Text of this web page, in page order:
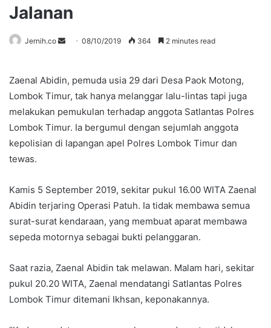
Jalanan
Jernih.co
Send08/10/2019 364 2 minutes read
Zaenal Abidin, pemuda usia 29 dari Desa Paok Motong,
Lombok Timur, tak hanya melanggar lalu-lintas tapi juga
melakukan pemukulan terhadap anggota Satlantas Polres
Lombok Timur. Ia bergumul dengan sejumlah anggota
kepolisian di lapangan apel Polres Lombok Timur dan
tewas.
Kamis 5 September 2019, sekitar pukul 16.00 WITA Zaenal
Abidin terjaring Operasi Patuh. Ia tidak membawa semua
surat-surat kendaraan, yang membuat aparat membawa
sepeda motornya sebagai bukti pelanggaran.
Saat razia, Zaenal Abidin tak melawan. Malam hari, sekitar
pukul 20.20 WITA, Zaenal mendatangi Satlantas Polres
Lombok Timur ditemani Ikhsan, keponakannya.